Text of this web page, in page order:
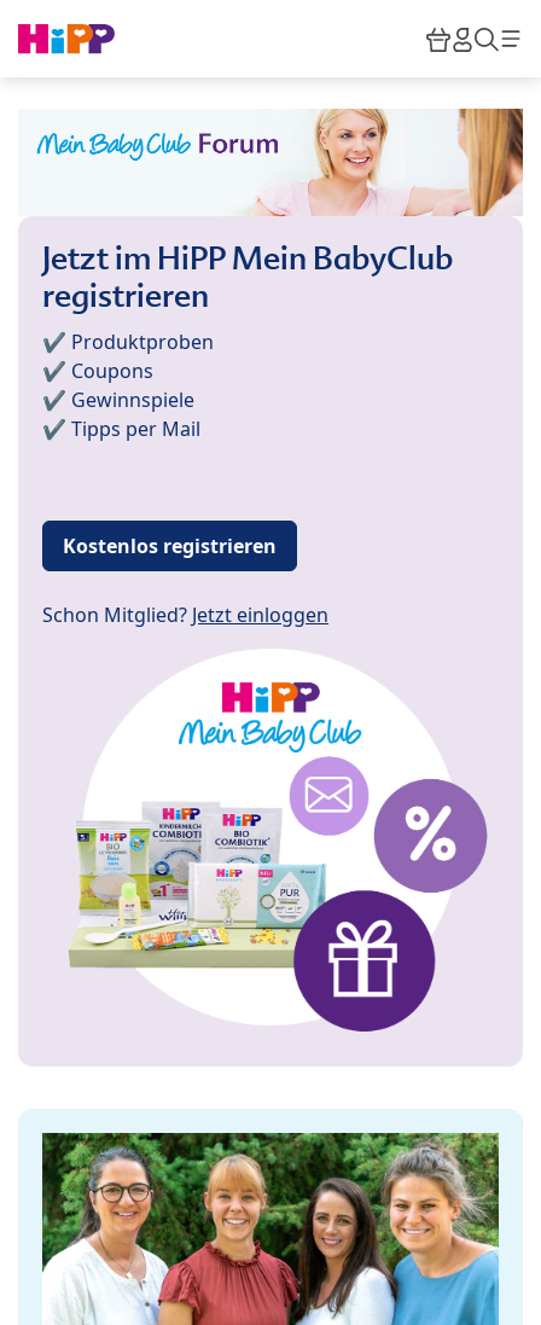
HiPP
Jetzt im HiPP Mein BabyClub
registrieren
✔️ Produktproben
✔️ Coupons
✔️ Gewinnspiele
✔️ Tipps per Mail
Kostenlos registrieren
Schon Mitglied? Jetzt einloggen